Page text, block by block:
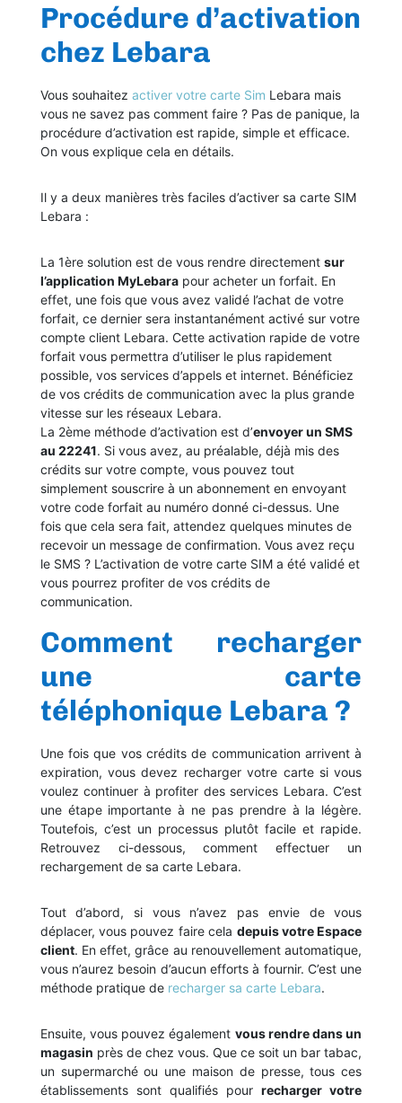
Procédure d’activation
chez Lebara
Vous souhaitez activer votre carte Sim Lebara mais
vous ne savez pas comment faire ? Pas de panique, la
procédure d’activation est rapide, simple et efficace.
On vous explique cela en détails.
Il y a deux manières très faciles d’activer sa carte SIM
Lebara :
La 1ère solution est de vous rendre directement sur
l’application MyLebarapour acheter un forfait. En
effet, une fois que vous avez validé l’achat de votre
forfait, ce dernier sera instantanément activé sur votre
compte client Lebara. Cette activation rapide de votre
forfait vous permettra d’utiliser le plus rapidement
possible, vos services d’appels et internet. Bénéficiez
de vos crédits de communication avec la plus grande
vitesse sur les réseaux Lebara.
La 2ème méthode d’activation est d’envoyer un SMS
au 22241. Si vous avez, au préalable, déjà mis des
crédits sur votre compte, vous pouvez tout
simplement souscrire à un abonnement en envoyant
votre code forfait au numéro donné ci-dessus. Une
fois que cela sera fait, attendez quelques minutes de
recevoir un message de confirmation. Vous avez reçu
le SMS ? L’activation de votre carte SIM a été validé et
vous pourrez profiter de vos crédits de
communication.
Comment recharger
une carte
téléphonique Lebara ?
Une fois que vos crédits de communication arrivent à
expiration, vous devez recharger votre carte si vous
voulez continuer à profiter des services Lebara. C’est
une étape importante à ne pas prendre à la légère.
Toutefois, c’est un processus plutôt facile et rapide.
Retrouvez ci-dessous, comment effectuer un
rechargement de sa carte Lebara.
Tout d’abord, si vous n’avez pas envie de vous
déplacer, vous pouvez faire cela depuis votre Espace
client. En effet, grâce au renouvellement automatique,
vous n’aurez besoin d’aucun efforts à fournir. C’est une
méthode pratique de recharger sa carte Lebara.
Ensuite, vous pouvez également vous rendre dans un
magasin près de chez vous. Que ce soit un bar tabac,
un supermarché ou une maison de presse, tous ces
établissements sont qualifiés pourrecharger votre